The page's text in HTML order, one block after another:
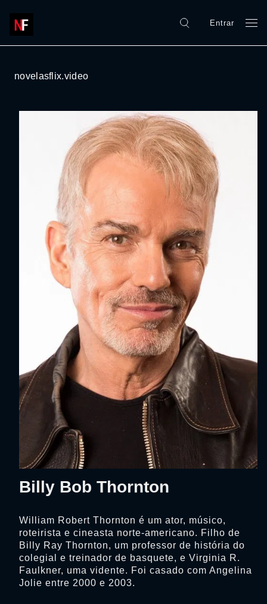
Entrar
novelasflix.video
Billy Bob Thornton
William Robert Thornton é um ator, músico,
roteirista e cineasta norte-americano. Filho de
Billy Ray Thornton, um professor de história do
colegial e treinador de basquete, e Virginia R.
Faulkner, uma vidente. Foi casado com Angelina
Jolie entre 2000 e 2003.